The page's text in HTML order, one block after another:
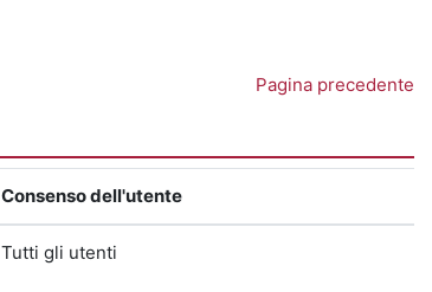
Pagina precedente
Consenso dell'utente
Tutti gli utenti